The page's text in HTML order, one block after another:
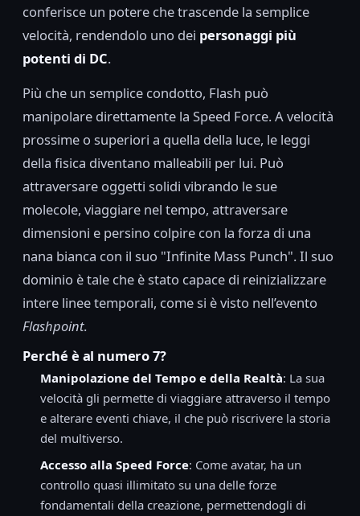
conferisce un potere che trascende la semplice
velocità, rendendolo uno dei personaggi più
potenti di DC.
Più che un semplice condotto, Flash può
manipolare direttamente la Speed Force. A velocità
prossime o superiori a quella della luce, le leggi
della fisica diventano malleabili per lui. Può
attraversare oggetti solidi vibrando le sue
molecole, viaggiare nel tempo, attraversare
dimensioni e persino colpire con la forza di una
nana bianca con il suo "Infinite Mass Punch". Il suo
dominio è tale che è stato capace di reinizializzare
intere linee temporali, come si è visto nell’evento
Flashpoint.
Perché è al numero 7?
Manipolazione del Tempo e della Realtà: La sua
velocità gli permette di viaggiare attraverso il tempo
e alterare eventi chiave, il che può riscrivere la storia
del multiverso.
Accesso alla Speed Force: Come avatar, ha un
controllo quasi illimitato su una delle forze
fondamentali della creazione, permettendogli di